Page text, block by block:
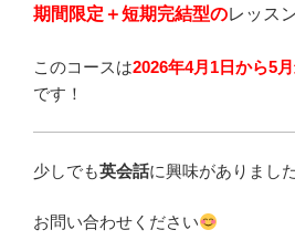
期間限定＋短期完結型のレッス
このコースは2026年4月1日から5
です！
少しでも英会話に興味がありまし
お問い合わせください